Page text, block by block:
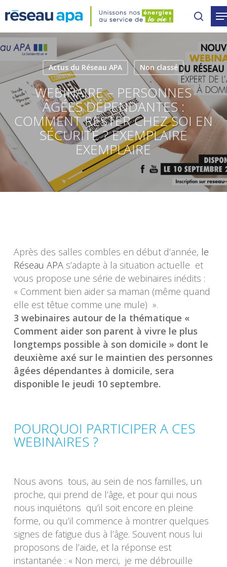
to
main
content
Actus du Réseau APA Non classé
WEBINAIRE – PERSONNES
ÂGÉES DÉPENDANTES :
COMMENT RESTER CHEZ SOI EN
SÉCURITÉ ? EXEMPLAIRE
EXEMPLAIRE
Après des salles combles en début d’année, le
Réseau APAs’adapte à la situation actuelle et
vous propose une série de webinaires inédits :
« Comment bien aider sa maman (même quand
elle est têtue comme une mule) ».
3 webinaires autour de la thématique «
Comment aider son parent à vivre le plus
longtemps possible à son domicile » dont le
deuxième axé sur le maintien des personnes
âgées dépendantes à domicile, sera
disponible le jeudi 10 septembre.
POURQUOI PARTICIPER A CES
WEBINAIRES ?
Nous avons tous, au sein de nos familles, un
proche, qui prend de l’âge, et pour qui nous
nous inquiétons qu’il soit encore en pleine
forme, ou qu’il commence à montrer quelques
signes de fatigue dus à l’âge. Souvent nous lui
proposons de l’aide, et la réponse est
instantanée : « Non merci, je me débrouille